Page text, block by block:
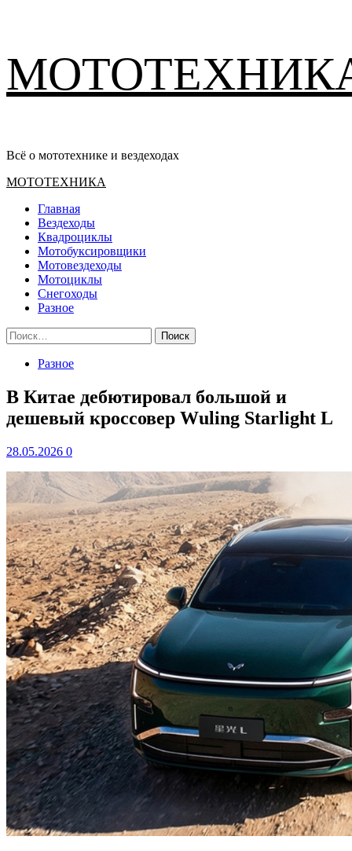
содержимому
Всё о мототехнике и вездеходах
Основное
МОТОТЕХНИКА
Главная
Вездеходы
Квадроциклы
Мотобуксировщики
Мотовездеходы
Мотоциклы
Снегоходы
Разное
Найти:
Разное
В Китае дебютировал большой и
дешевый кроссовер Wuling Starlight L
28.05.2026 0